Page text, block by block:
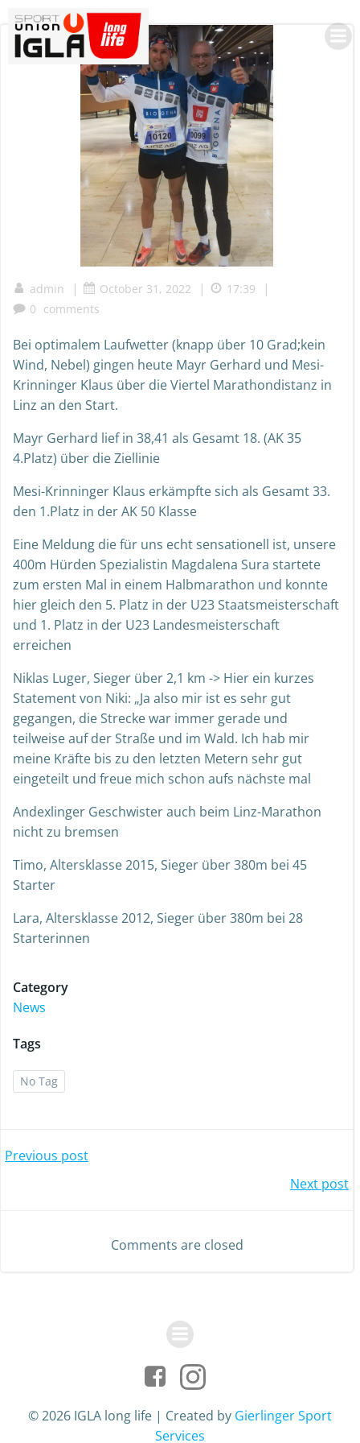
to
content
admin | October 31, 2022 | 17:39 |
0 comments
Bei optimalem Laufwetter (knapp über 10 Grad;kein
Wind, Nebel) gingen heute Mayr Gerhard und Mesi-
Krinninger Klaus über die Viertel Marathondistanz in
Linz an den Start.
Mayr Gerhard lief in 38,41 als Gesamt 18. (AK 35
4.Platz) über die Ziellinie
Mesi-Krinninger Klaus erkämpfte sich als Gesamt 33.
den 1.Platz in der AK 50 Klasse
Eine Meldung die für uns echt sensationell ist, unsere
400m Hürden Spezialistin Magdalena Sura startete
zum ersten Mal in einem Halbmarathon und konnte
hier gleich den 5. Platz in der U23 Staatsmeisterschaft
und 1. Platz in der U23 Landesmeisterschaft
erreichen
Niklas Luger, Sieger über 2,1 km -> Hier ein kurzes
Statement von Niki: „Ja also mir ist es sehr gut
gegangen, die Strecke war immer gerade und
teilweise auf der Straße und im Wald. Ich hab mir
meine Kräfte bis zu den letzten Metern sehr gut
eingeteilt und freue mich schon aufs nächste mal
Andexlinger Geschwister auch beim Linz-Marathon
nicht zu bremsen
Timo, Altersklasse 2015, Sieger über 380m bei 45
Starter
Lara, Altersklasse 2012, Sieger über 380m bei 28
Starterinnen
Category
News
Tags
No Tag
Post
Previous post
navigation
Next post
Comments are closed
© 2026 IGLA long life | Created by Gierlinger Sport
Services